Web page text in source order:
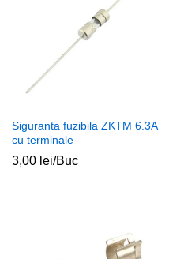
Siguranta fuzibila ZKTM 6.3A
cu terminale
3,00 lei/Buc